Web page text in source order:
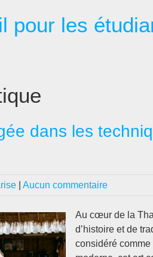
pour les
dans les
Aucun commentaire
Au cœur de la
d’histoire et de
considéré